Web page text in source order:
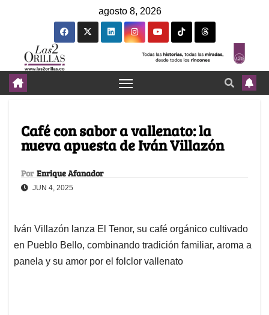
agosto 8, 2026
Café con sabor a vallenato: la
nueva apuesta de Iván Villazón
Por Enrique Afanador
JUN 4, 2025
Iván Villazón lanza El Tenor, su café orgánico cultivado
en Pueblo Bello, combinando tradición familiar, aroma a
panela y su amor por el folclor vallenato